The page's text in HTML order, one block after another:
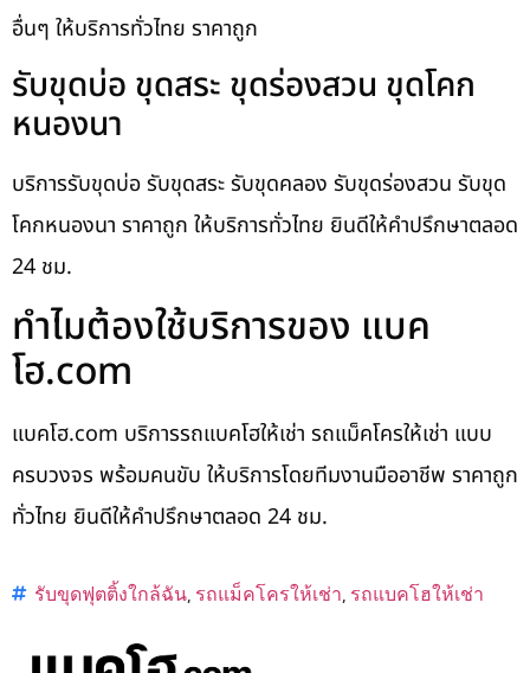
อื่นๆ ให้บริการทั่วไทย ราคาถูก
รับขุดบ่อ ขุดสระ ขุดร่องสวน ขุดโคก
หนองนา
บริการรับขุดบ่อ รับขุดสระ รับขุดคลอง รับขุดร่องสวน รับขุด
โคกหนองนา ราคาถูก ให้บริการทั่วไทย ยินดีให้คำปรึกษาตลอด
24 ชม.
ทำไมต้องใช้บริการของ แบค
โฮ.com
แบคโฮ.com บริการรถแบคโฮให้เช่า รถแม็คโครให้เช่า แบบ
ครบวงจร พร้อมคนขับ ให้บริการโดยทีมงานมืออาชีพ ราคาถูก
ทั่วไทย ยินดีให้คำปรึกษาตลอด 24 ชม.
รับขุดฟุตติ้งใกล้ฉัน, รถแม็คโครให้เช่า, รถแบคโฮให้เช่า